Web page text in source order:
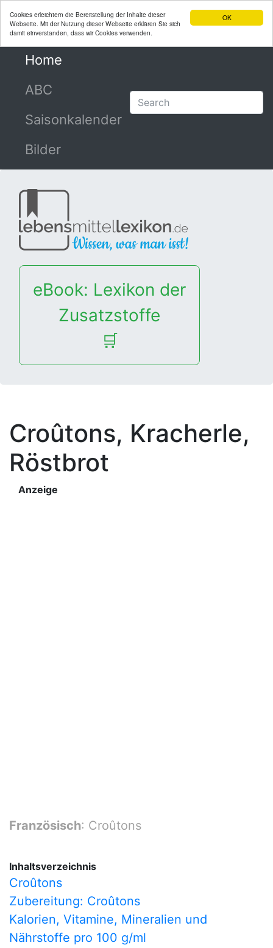
OK
Cookies erleichtern die Bereitstellung der Inhalte dieser
Webseite. Mit der Nutzung dieser Webseite erklären Sie sich
damit einverstanden, dass wir Cookies verwenden.
Home
ABC
Saisonkalender
Bilder
eBook: Lexikon der
Zusatzstoffe
🛒
Croûtons, Kracherle,
Röstbrot
Anzeige
Französisch: Croûtons
Inhaltsverzeichnis
Croûtons
Zubereitung: Croûtons
Kalorien, Vitamine, Mineralien und
Nährstoffe pro 100 g/ml